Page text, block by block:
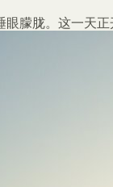
朦胧。这一天正